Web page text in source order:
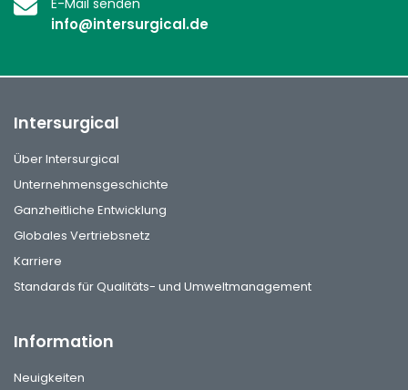
info@intersurgical.de
Intersurgical
Über Intersurgical
Unternehmensgeschichte
Ganzheitliche Entwicklung
Globales Vertriebsnetz
Karriere
Standards für Qualitäts- und Umweltmanagement
Information
Neuigkeiten